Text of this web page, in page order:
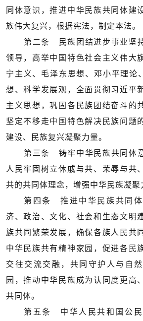
同体意识，推进中华民族共同体建
族伟大复兴，根据宪法，制定本法。
第二条 民族团结进步事业坚
领导，高举中国特色社会主义伟大
宁主义、毛泽东思想、邓小平理论
想、科学发展观，全面贯彻习近平
主义思想，巩固各民族团结奋斗的
坚定不移走中国特色解决民族问题
建设、民族复兴凝聚力量。
第三条 铸牢中华民族共同体
人民牢固树立休戚与共、荣辱与共
共的共同体理念，增强中华民族凝聚
第四条 推进中华民族共同
济、政治、文化、社会和生态文明
族共同繁荣发展，确保各族人民共
中华民族共有精神家园，促进各民
交往交流交融，共同守护人与自
园，推动中华民族成为认同度更高
共同体。
第五条 中华人民共和国公